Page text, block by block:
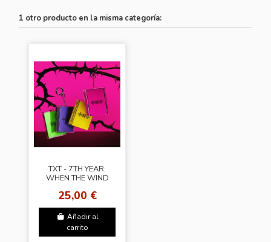
1 otro producto en la misma categoría:
TXT - 7TH YEAR:
WHEN THE WIND
THE THORNS
(Photocard Case
Ver.) + Apple...
25,00 €
Añadir al
carrito